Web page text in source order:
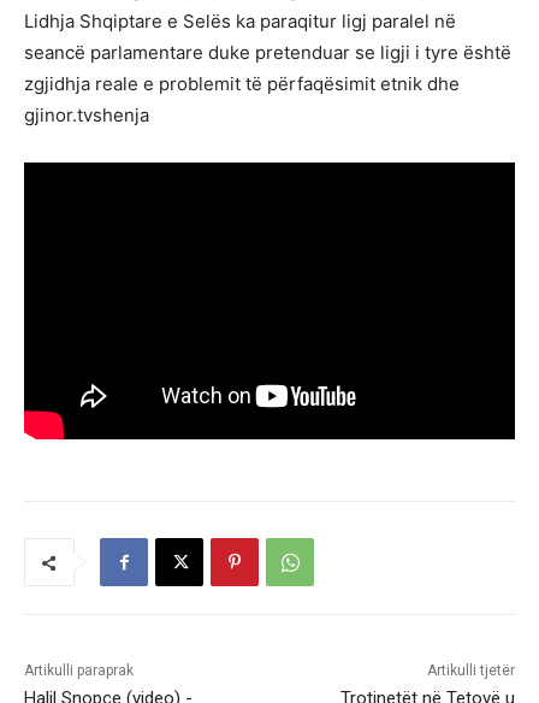
Lidhja Shqiptare e Selës ka paraqitur ligj paralel në
seancë parlamentare duke pretenduar se ligji i tyre është
zgjidhja reale e problemit të përfaqësimit etnik dhe
gjinor.tvshenja
Artikulli paraprak
Halil Snopçe (video) -
Artikulli tjetër
Trotinetët në Tetovë u